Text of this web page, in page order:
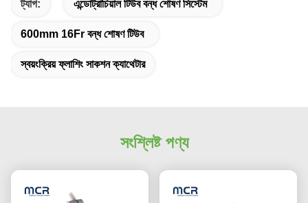
ট্যাগ: এন্ডোট্রাচিয়াল টিউব বন্ধ শোষণ সিস্টেম
600mm 16Fr বন্ধ শোষণ টিউব
স্বয়ংক্রিয় ফ্লাশিং সাকশন ক্যাথেটার
সংশ্লিষ্ট পণ্য